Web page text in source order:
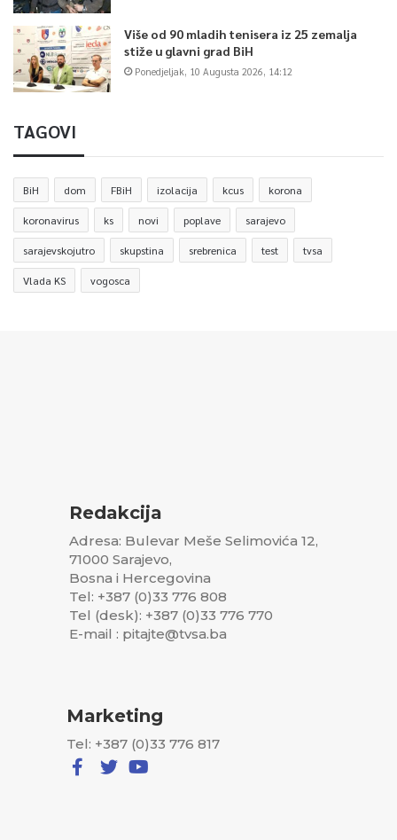
Više od 90 mladih tenisera iz 25 zemalja
stiže u glavni grad BiH
Ponedjeljak, 10 Augusta 2026, 14:12
TAGOVI
BiH dom FBiH izolacija kcus korona
koronavirus ks novi poplave sarajevo
sarajevskojutro skupstina srebrenica test tvsa
Vlada KS vogosca
Redakcija
Adresa: Bulevar Meše Selimovića 12,
71000 Sarajevo,
Bosna i Hercegovina
Tel: +387 (0)33 776 808
Tel (desk): +387 (0)33 776 770
E-mail : pitajte@tvsa.ba
Marketing
Tel: +387 (0)33 776 817